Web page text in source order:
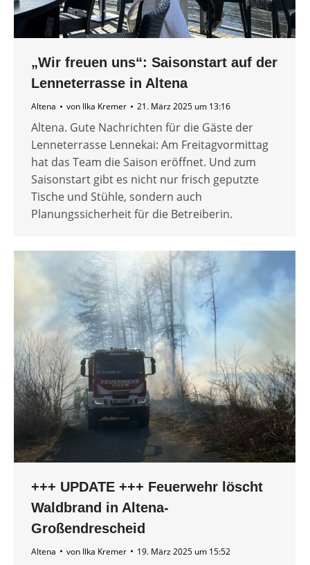
„Wir freuen uns“: Saisonstart auf der
Lenneterrasse in Altena
Altena von Ilka Kremer 21. März 2025 um 13:16
Altena. Gute Nachrichten für die Gäste der
Lenneterrasse Lennekai: Am Freitagvormittag
hat das Team die Saison eröffnet. Und zum
Saisonstart gibt es nicht nur frisch geputzte
Tische und Stühle, sondern auch
Planungssicherheit für die Betreiberin.
+++ UPDATE +++ Feuerwehr löscht
Waldbrand in Altena-
Großendrescheid
Altena von Ilka Kremer 19. März 2025 um 15:52